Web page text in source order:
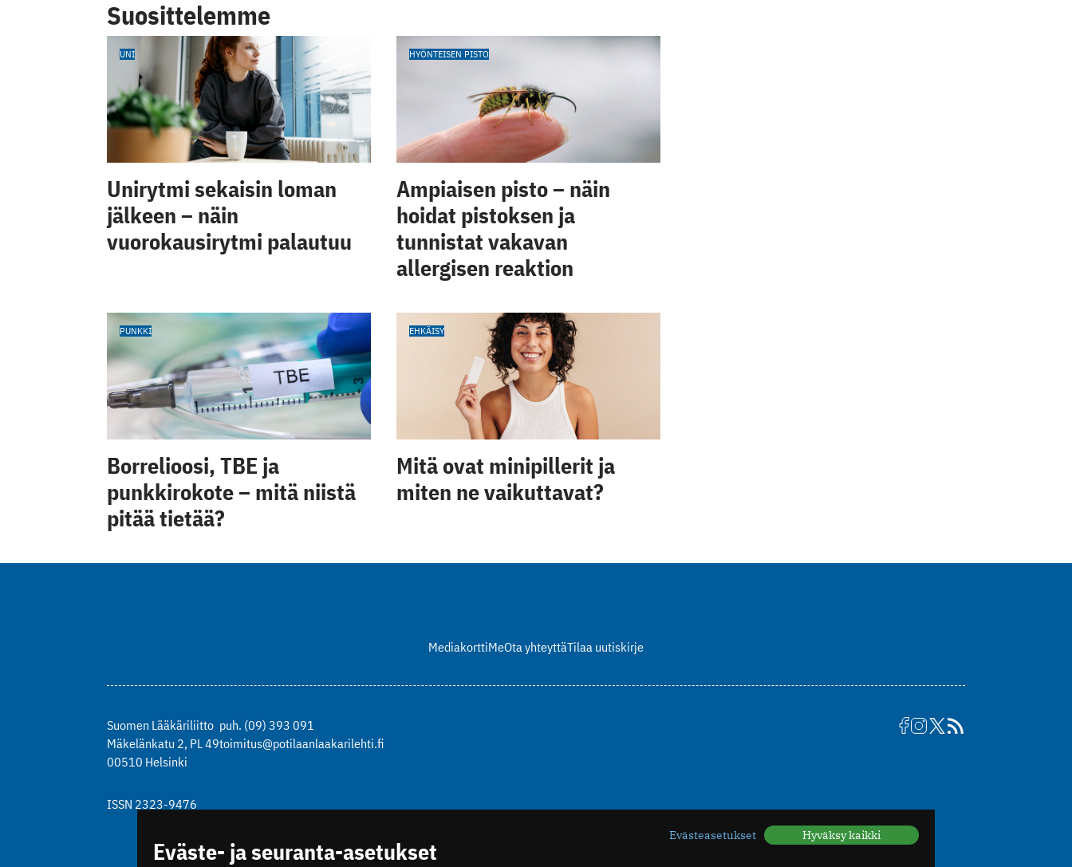
Suosittelemme
UNI
Unirytmi sekaisin loman
jälkeen – näin
vuorokausirytmi palautuu
HYÖNTEISEN PISTO
Ampiaisen pisto – näin
hoidat pistoksen ja
tunnistat vakavan
allergisen reaktion
PUNKKI
Borrelioosi, TBE ja
punkkirokote – mitä niistä
pitää tietää?
EHKÄISY
Mitä ovat minipillerit ja
miten ne vaikuttavat?
MediakorttiMeOta yhteyttäTilaa uutiskirje
Suomen Lääkäriliitto
Mäkelänkatu 2, PL 49
00510 Helsinki
puh. (09) 393 091
toimitus@potilaanlaakarilehti.fi
ISSN 2323-9476
Eväste- ja seuranta-asetukset
Evästeasetukset Hyväksy kaikki